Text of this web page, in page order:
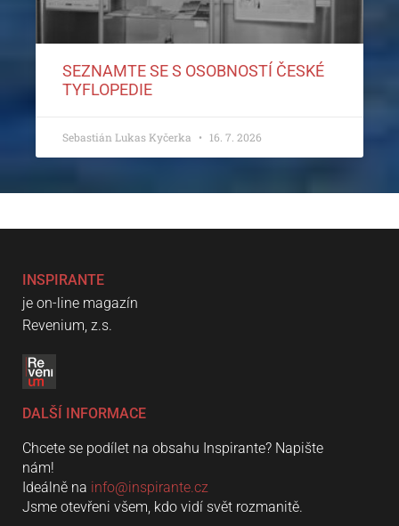
SEZNAMTE SE S OSOBNOSTÍ ČESKÉ
TYFLOPEDIE
Sebastián Lukas Kyčerka 16. 7. 2026
INSPIRANTE
je on-line magazín
Revenium, z.s.
DALŠÍ INFORMACE
Chcete se podílet na obsahu Inspirante? Napište
nám!
Ideálně na info@inspirante.cz
Jsme otevřeni všem, kdo vidí svět rozmanitě.